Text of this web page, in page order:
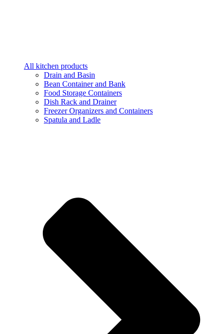
All kitchen products
Drain and Basin
Bean Container and Bank
Food Storage Containers
Dish Rack and Drainer
Freezer Organizers and Containers
Spatula and Ladle